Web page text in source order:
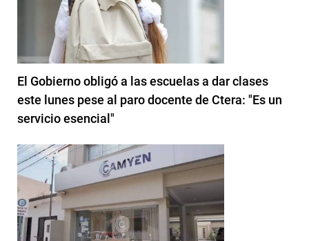
El Gobierno obligó a las escuelas a dar clases
este lunes pese al paro docente de Ctera: "Es un
servicio esencial"